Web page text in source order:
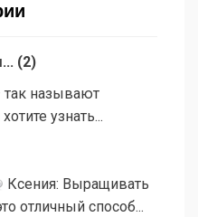
(2)
называют
узнать...
Ксения: Выращивать
отличный способ...